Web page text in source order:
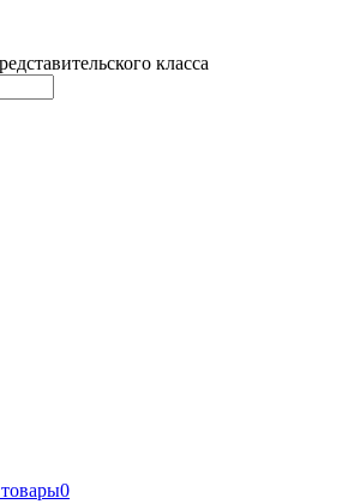
класса
0